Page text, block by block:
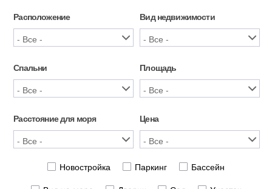
Расположение Вид недвижимости
Спальни Площадь
Расстояние для моря Цена
Новостройка Паркинг
Бассейн